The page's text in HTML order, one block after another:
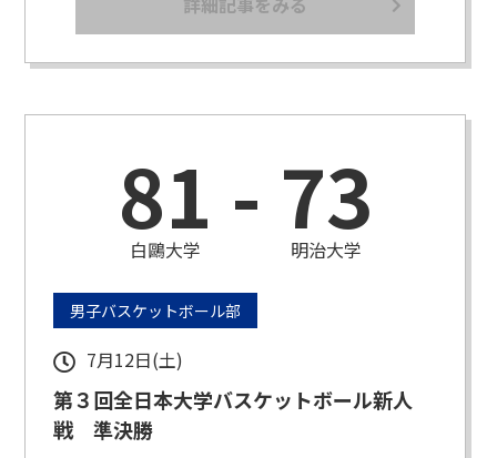
81
白鷗大学 - 73
明治大学
男子バスケットボール部
7月12日(土)
第３回全日本大学バスケットボール新人
戦 準決勝